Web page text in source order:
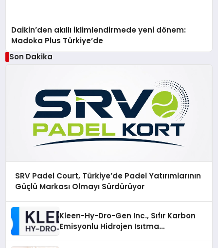
Daikin’den akıllı iklimlendirmede yeni dönem:
Madoka Plus Türkiye’de
Son Dakika
SRV Padel Court, Türkiye’de Padel Yatırımlarının
Güçlü Markası Olmayı Sürdürüyor
Kleen-Hy-Dro-Gen Inc., Sıfır Karbon
Emisyonlu Hidrojen Isıtma